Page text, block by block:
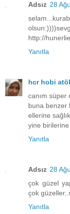
Adsız 28
http://
Yanıtla
hcr hobi
canım süper
buna benzer
ellerine
yine birilerine
Yanıtla
Adsız 28
çok güzel
çok
Yanıtla